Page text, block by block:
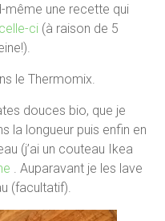
même une recette qui
celle-ci (à raison de 5
le Thermomix.
douces bio, que je
la longueur puis enfin en
(j’ai un couteau Ikea
. Auparavant je les lave
(facultatif).